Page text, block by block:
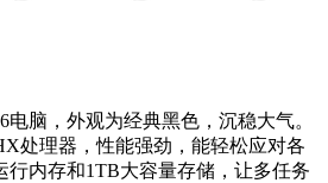
电脑，外观为经典黑色，沉稳大气。
处理器，性能强劲，能轻松应对各
行内存和1TB大容量存储，让多任务